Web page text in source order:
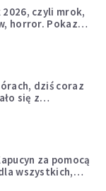
2026, czyli mrok,
horror. Pokaz
diabłem?
dziś coraz
się z
za pomocą
wszystkich,
hejtu